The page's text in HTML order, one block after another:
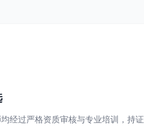
经过严格资质审核与专业培训，持证